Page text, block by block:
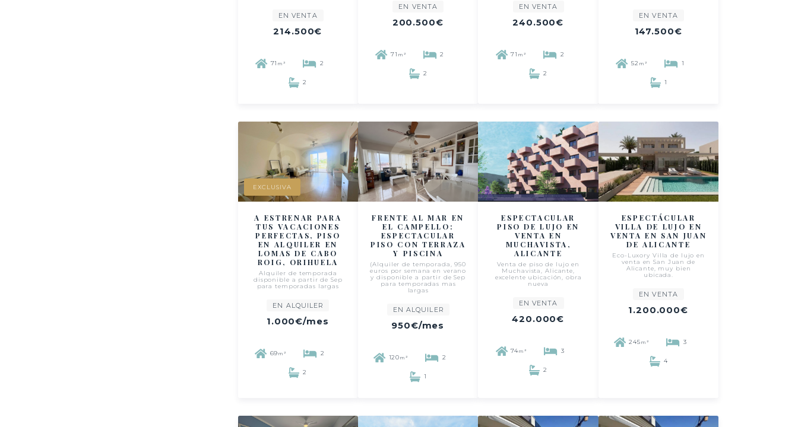
EN VENTA
214.500€
71 m² 2
2
EN VENTA
200.500€
71 m² 2
2
EN VENTA
240.500€
71 m² 2
2
EN VENTA
147.500€
52 m² 1
1
EXCLUSIVA
A ESTRENAR PARA
TUS VACACIONES
PERFECTAS, PISO
EN ALQUILER EN
LOMAS DE CABO
ROIG, ORIHUELA
Alquiler de temporada
disponible a partir de Sep
para temporadas largas
EN ALQUILER
1.000€/mes
69 m² 2
2
FRENTE AL MAR EN
EL CAMPELLO:
ESPECTACULAR
PISO CON TERRAZA
Y PISCINA
(Alquiler de temporada, 950
euros por semana en verano
y disponible a partir de Sep
para temporadas mas
largas
EN ALQUILER
950€/mes
120 m² 2
1
ESPECTACULAR
PISO DE LUJO EN
VENTA EN
MUCHAVISTA,
ALICANTE
Venta de piso de lujo en
Muchavista, Alicante,
excelente ubicación, obra
nueva
EN VENTA
420.000€
74 m² 3
2
ESPECTÁCULAR
VILLA DE LUJO EN
VENTA EN SAN JUAN
DE ALICANTE
Eco-Luxory Villa de lujo en
venta en San Juan de
Alicante, muy bien
ubicada.
EN VENTA
1.200.000€
245 m² 3
4